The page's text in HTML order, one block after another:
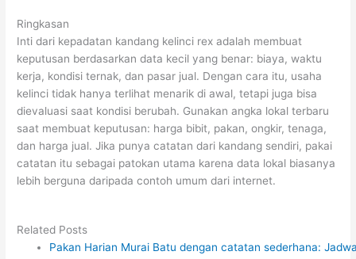
Ringkasan
Inti dari kepadatan kandang kelinci rex adalah membuat
keputusan berdasarkan data kecil yang benar: biaya, waktu
kerja, kondisi ternak, dan pasar jual. Dengan cara itu, usaha
kelinci tidak hanya terlihat menarik di awal, tetapi juga bisa
dievaluasi saat kondisi berubah. Gunakan angka lokal terbaru
saat membuat keputusan: harga bibit, pakan, ongkir, tenaga,
dan harga jual. Jika punya catatan dari kandang sendiri, pakai
catatan itu sebagai patokan utama karena data lokal biasanya
lebih berguna daripada contoh umum dari internet.
Related Posts
Pakan Harian Murai Batu dengan catatan sederhana: